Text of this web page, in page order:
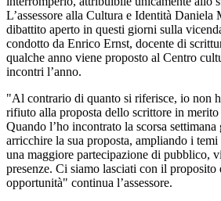
L’assessore alla Cultura e Identità Daniela
dibattito aperto in questi giorni sulla
condotto da Enrico Ernst, docente di
qualche anno viene proposto al Centro
incontri l’anno.
"Al contrario di quanto si riferisce, io non
rifiuto alla proposta dello scrittore in
Quando l’ho incontrato la scorsa
arricchire la sua proposta, ampliando i
una maggiore partecipazione di pubblico,
presenze. Ci siamo lasciati con il
opportunità" continua l’assessore.